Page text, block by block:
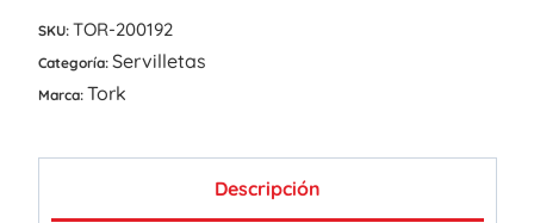
SKU: TOR-200192
Categoría: Servilletas
Marca: Tork
Descripción